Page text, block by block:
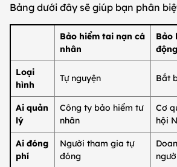
Bảng dưới đây sẽ giúp bạn phân
Bảo hiểm tai nạn cá
nhân
Bảo
động
Loại
hình
Tự nguyện Bắt
Ai quản
lý
Công ty bảo hiểm tư
nhân
Cơ
hội
Ai đóng
phí
Người tham gia tự
đóng